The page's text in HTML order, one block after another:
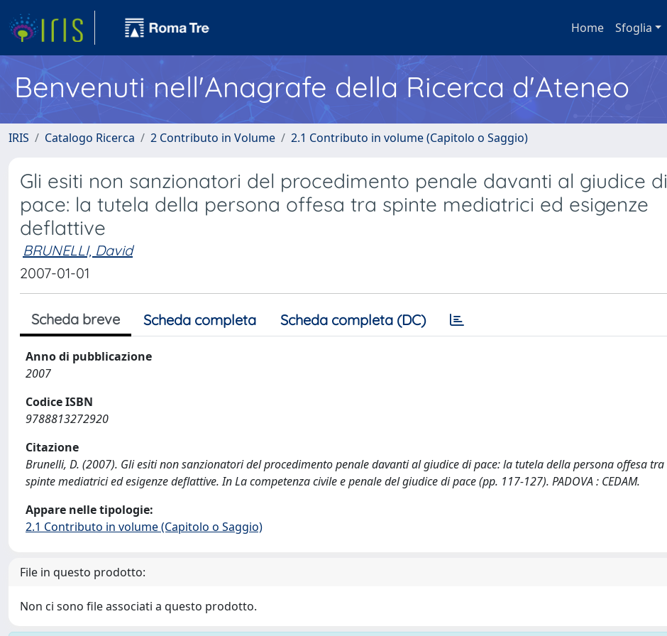
Home Sfoglia
Benvenuti nell'Anagrafe della Ricerca d'Ateneo
IRIS Catalogo Ricerca 2 Contributo in Volume 2.1 Contributo in volume (Capitolo o Saggio)
Gli esiti non sanzionatori del procedimento penale davanti al giudice di
pace: la tutela della persona offesa tra spinte mediatrici ed esigenze
deflattive
BRUNELLI, David
2007-01-01
Scheda breve Scheda completa Scheda completa (DC)
Anno di pubblicazione
2007
Codice ISBN
9788813272920
Citazione
Brunelli, D. (2007). Gli esiti non sanzionatori del procedimento penale davanti al giudice di pace: la tutela della persona offesa tra
spinte mediatrici ed esigenze deflattive. In La competenza civile e penale del giudice di pace (pp. 117-127). PADOVA : CEDAM.
Appare nelle tipologie:
2.1 Contributo in volume (Capitolo o Saggio)
File in questo prodotto:
Non ci sono file associati a questo prodotto.